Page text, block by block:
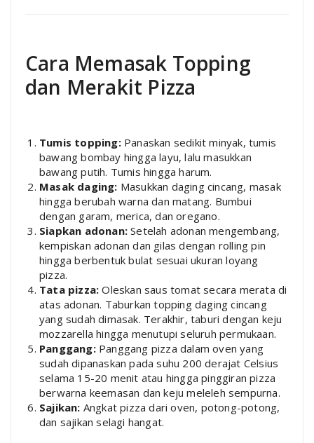
Cara Memasak Topping
dan Merakit Pizza
Tumis topping:Panaskan sedikit minyak, tumis
bawang bombay hingga layu, lalu masukkan
bawang putih. Tumis hingga harum.
Masak daging: Masukkan daging cincang, masak
hingga berubah warna dan matang. Bumbui
dengan garam, merica, dan oregano.
Siapkan adonan: Setelah adonan mengembang,
kempiskan adonan dan gilas dengan rolling pin
hingga berbentuk bulat sesuai ukuran loyang
pizza.
Tata pizza: Oleskan saus tomat secara merata di
atas adonan. Taburkan topping daging cincang
yang sudah dimasak. Terakhir, taburi dengan keju
mozzarella hingga menutupi seluruh permukaan.
Panggang:Panggang pizza dalam oven yang
sudah dipanaskan pada suhu 200 derajat Celsius
selama 15-20 menit atau hingga pinggiran pizza
berwarna keemasan dan keju meleleh sempurna.
Sajikan: Angkat pizza dari oven, potong-potong,
dan sajikan selagi hangat.